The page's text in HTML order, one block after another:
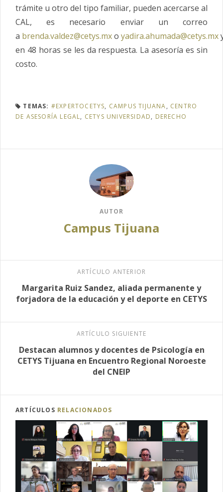
trámite u otro del tipo familiar, pueden acercarse al
CAL, es necesario enviar un correo
a brenda.valdez@cetys.mxo yadira.ahumada@cetys.mx
en 48 horas se les da respuesta. La asesoría es sin
costo.
TEMAS: #EXPERTOCETYS, CAMPUS TIJUANA, CENTRO
DE ASESORÍA LEGAL, CETYS UNIVERSIDAD, DERECHO
AUTOR
Campus Tijuana
ARTÍCULO ANTERIOR
Margarita Ruiz Sandez, aliada permanente y
forjadora de la educación y el deporte en CETYS
ARTÍCULO SIGUIENTE
Destacan alumnos y docentes de Psicología en
CETYS Tijuana en Encuentro Regional Noroeste
del CNEIP
ARTÍCULOS RELACIONADOS